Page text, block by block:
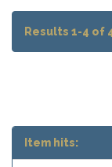
Results 1-4 of
Item hits: